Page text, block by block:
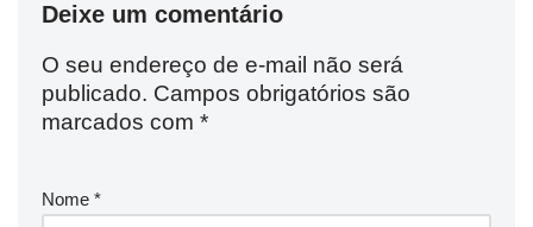
Deixe um comentário
O seu endereço de e-mail não será
publicado. Campos obrigatórios são
marcados com *
Nome *